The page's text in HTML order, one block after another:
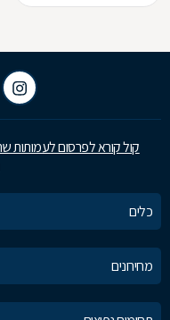
קול קורא לפרסום לעמותות
כלים
מחירונים